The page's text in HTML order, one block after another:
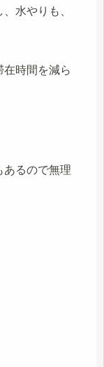
水やりも、
時間を減ら
あるので無理